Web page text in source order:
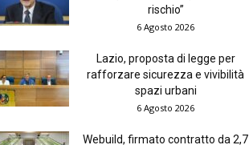
rischio”
6 Agosto 2026
Lazio, proposta di legge per
rafforzare sicurezza e vivibilità
spazi urbani
6 Agosto 2026
Webuild, firmato contratto da 2,7